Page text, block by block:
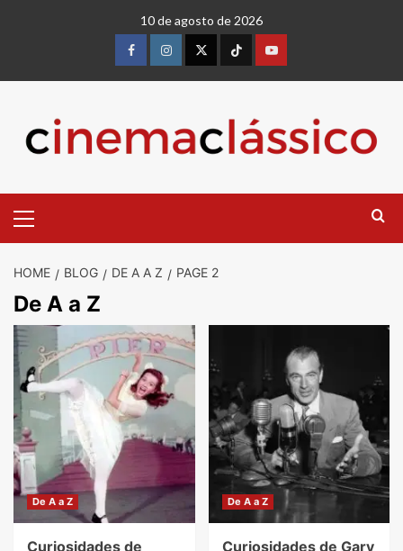
10 de agosto de 2026
FacebookinstagramtwitterTiktokyoutube
Menu
HOME BLOG DE A A Z PAGE 2
De A a Z
De A a Z
Curiosidades de
De A a Z
Curiosidades de Gary